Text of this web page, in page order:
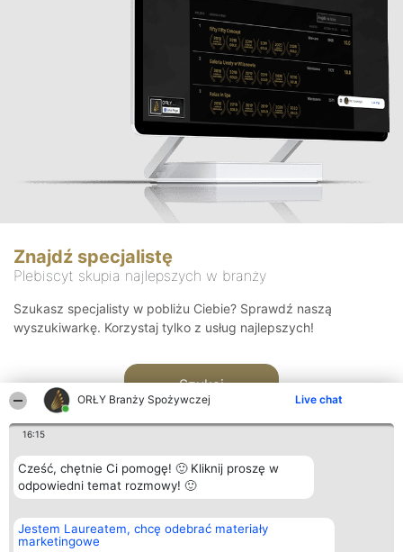
ORŁY Branży Spożywczej Live chat
16:15
Cześć, chętnie Ci pomogę! 🙂 Kliknij proszę w
odpowiedni temat rozmowy! 🙂
Jestem Laureatem, chcę odebrać materiały
marketingowe
Znajdź specjalistę
Plebiscyt skupia najlepszych w branży
Szukasz specjalisty w pobliżu Ciebie? Sprawdź naszą
wyszukiwarkę. Korzystaj tylko z usług najlepszych!
Szukaj
Organizator plebiscytu
Bright Side Solutions sp. z o.
o. sp. k.
Plebiscyt
Laureaci
Kontakt
Kontakt